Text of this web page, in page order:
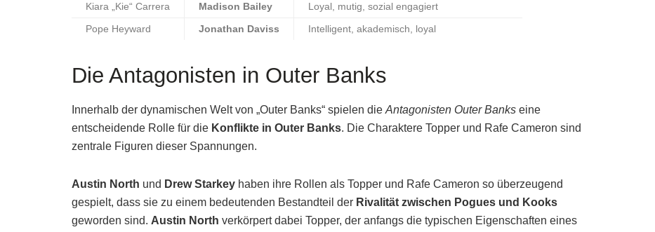
Kiara „Kie“ Carrera Madison Bailey Loyal, mutig, sozial engagiert
Pope Heyward Jonathan Daviss Intelligent, akademisch, loyal
Die Antagonisten in Outer Banks
Innerhalb der dynamischen Welt von „Outer Banks“ spielen die Antagonisten Outer Banks eine
entscheidende Rolle für die Konflikte in Outer Banks. Die Charaktere Topper und Rafe Cameron sind
zentrale Figuren dieser Spannungen.
Austin North und Drew Starkey haben ihre Rollen als Topper und Rafe Cameron so überzeugend
gespielt, dass sie zu einem bedeutenden Bestandteil der Rivalität zwischen Pogues und Kooks
geworden sind. Austin North verkörpert dabei Topper, der anfangs die typischen Eigenschaften eines